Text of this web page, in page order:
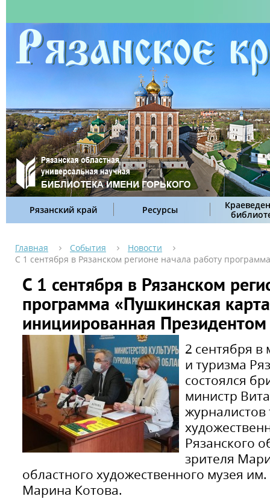
Рязанский край Ресурсы
Главная События
Новости
С 1 сентября в Рязанском регионе начала работу
С 1 сентября в Рязанском
программа «Пушкинская
инициированная
2 сентября в
и туризма
состоялся
министр
журналистов
Рязанского
зрителя
областного художественного музея
Марина Котова.